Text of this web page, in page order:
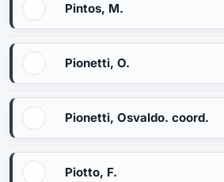
Pintos, M.
Pionetti, O.
Pionetti, Osvaldo. coord.
Piotto, F.